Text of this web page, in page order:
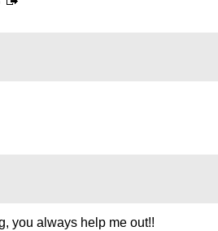
you always help me out!!